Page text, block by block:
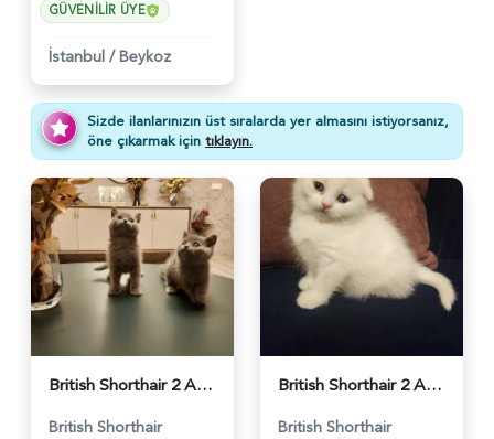
GÜVENILIR ÜYE
İstanbul / Beykoz
Sizde ilanlarınızın üst sıralarda yer almasını istiyorsanız,
öne çıkarmak için tıklayın.
British Shorthair 2 Aylık Erkek - 2102
British Shorthair
British Shorthair 2 Aylık Yavrular - 897
British Shorthair